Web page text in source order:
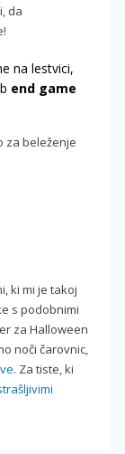
da
na lestvici,
end game
za beleženje
ki mi je takoj
s podobnimi
za Halloween
noči čarovnic,
. Za tiste, ki